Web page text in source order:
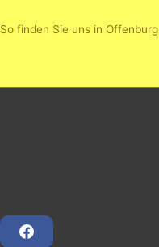
So finden Sie uns in Offenburg
F